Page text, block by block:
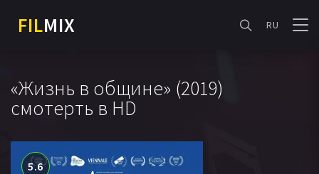
FILMIX RU
«Жизнь в общине» (2019)
смотерть в HD
5.6